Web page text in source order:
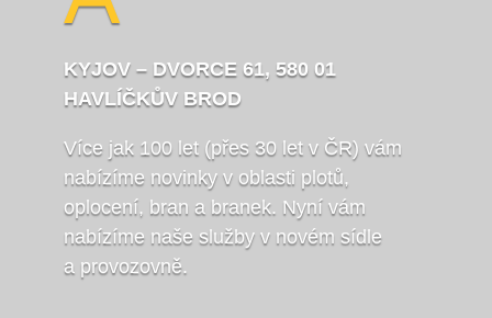
KYJOV – DVORCE 61, 580 01
HAVLÍČKŮV BROD
Více jak 100 let (přes 30 let v ČR) vám
nabízíme novinky v oblasti plotů,
oplocení, bran a branek. Nyní vám
nabízíme naše služby v novém sídle
a provozovně.